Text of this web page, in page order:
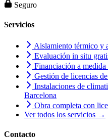
Seguro
Servicios
Aislamiento térmico y
Evaluación in situ
Financiación a
Gestión de licencias
Instalaciones de
Barcelona
Obra completa con
Ver todos los servicios →
Contacto